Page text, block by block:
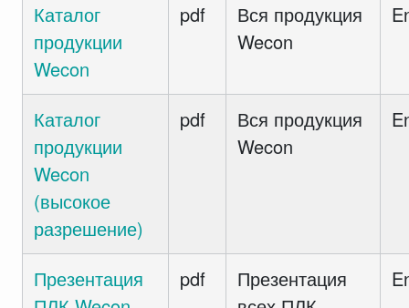
Каталог
продукции
Wecon
pdf
Вся продукция
Wecon
Каталог
продукции
Wecon
(высокое
разрешение)
pdf
Вся продукция
Wecon
Презентация
pdf
Презентация